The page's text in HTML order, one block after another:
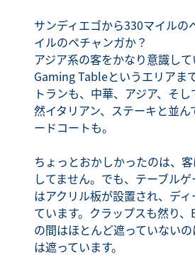
サンディエゴから330マイルの
イルのペチャンガか？
アジア系の客をかなり意識し
Gaming Tableというエリアま
トランも、中華、アジア、そ
然イタリアン、ステーキと並ん
ードコートも。
ちょっとおかしかったのは、
してません。でも、テーブル
はアクリル板が設置され、デ
ています。クラップスも然り
の間はほとんど遮っていない
は遮っています。